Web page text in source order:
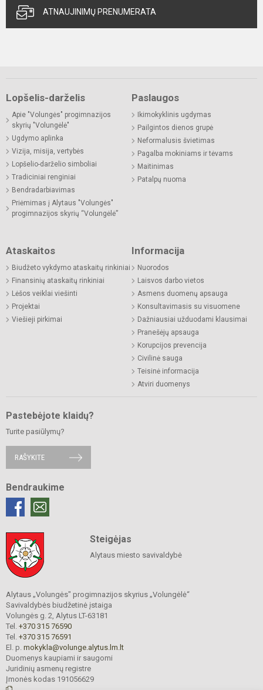
ATNAUJINIMŲ PRENUMERATA
Lopšelis-darželis
Apie "Volungės" progimnazijos
skyrių "Volungėlė"
Ugdymo aplinka
Vizija, misija, vertybės
Lopšelio-darželio simboliai
Tradiciniai renginiai
Bendradarbiavimas
Priėmimas į Alytaus "Volungės"
progimnazijos skyrių “Volungėlė”
Paslaugos
Ikimokyklinis ugdymas
Pailgintos dienos grupė
Neformalusis švietimas
Pagalba mokiniams ir tėvams
Maitinimas
Patalpų nuoma
Ataskaitos
Biudžeto vykdymo ataskaitų rinkiniai
Finansinių ataskaitų rinkiniai
Lėšos veiklai viešinti
Projektai
Viešieji pirkimai
Informacija
Nuorodos
Laisvos darbo vietos
Asmens duomenų apsauga
Konsultavimasis su visuomene
Dažniausiai užduodami klausimai
Pranešėjų apsauga
Korupcijos prevencija
Civilinė sauga
Teisinė informacija
Atviri duomenys
Pastebėjote klaidų?
Turite pasiūlymų?
RAŠYKITE
Bendraukime
Steigėjas
Alytaus miesto savivaldybė
Alytaus „Volungės" progimnazijos skyrius „Volungėlė“
Savivaldybės biudžetinė įstaiga
Volungės g. 2, Alytus LT-63181
Tel. +370 315 76590
Tel. +370 315 76591
El. p. mokykla@volunge.alytus.lm.lt
Duomenys kaupiami ir saugomi
Juridinių asmenų registre
Įmonės kodas 191056629